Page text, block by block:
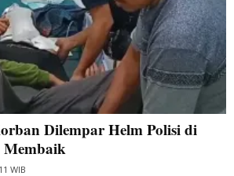
Dilempar Helm Polisi di
Membaik
WIB